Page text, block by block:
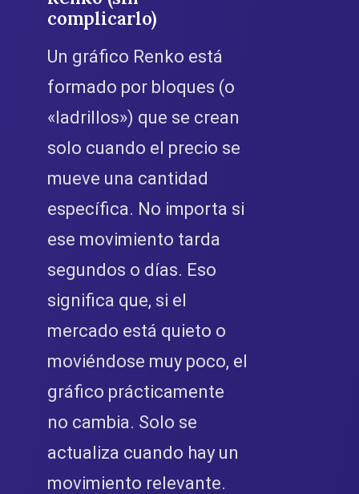
complicarlo)
Un gráfico Renko está
formado por bloques (o
«ladrillos») que se crean
solo cuando el precio se
mueve una cantidad
específica. No importa si
ese movimiento tarda
segundos o días. Eso
significa que, si el
mercado está quieto o
moviéndose muy poco, el
gráfico prácticamente
no cambia. Solo se
actualiza cuando hay un
movimiento relevante.